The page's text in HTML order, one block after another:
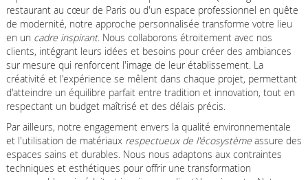
restaurant au cœur de Paris ou d'un espace professionnel en quête
de modernité, notre approche personnalisée transforme votre lieu
en un cadre inspirant. Nous collaborons étroitement avec nos
clients, intégrant leurs idées et besoins pour créer des ambiances
sur mesure qui renforcent l'image de leur établissement. La
créativité et l'expérience se mêlent dans chaque projet, permettant
d'atteindre un équilibre parfait entre tradition et innovation, tout en
respectant un budget maîtrisé et des délais précis.
Par ailleurs, notre engagement envers la qualité environnementale
et l'utilisation de matériaux respectueux de l'écosystèmeassure des
espaces sains et durables. Nous nous adaptons aux contraintes
techniques et esthétiques pour offrir une transformation